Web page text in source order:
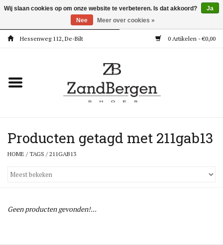
Hessenweg 112, De-Bilt 0 Artikelen - €0,00
Kleding
Meisjes
Jongens
Super Deals
Producten getagd met 211gab13
HOME /TAGS /211GAB13
Geen producten gevonden!...
Wij slaan cookies op om onze website te verbeteren. Is dat akkoord?
Ja
Nee
Meer over cookies »